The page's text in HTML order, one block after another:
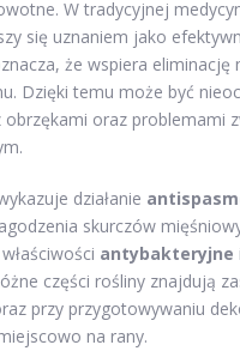
W tradycyjnej
się uznaniem jako
że wspiera eliminację
Dzięki temu może być
oraz problemami
działanie
skurczów
antybakteryjne
części rośliny znajdują
przy przygotowywaniu
na rany.